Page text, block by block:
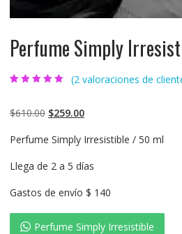
Perfume Simply
basado en
puntuaciones
(2valoraciones de
$610.00 $259.00
Perfume Simply Irresistible / 50 ml
Llega de 2 a 5 días
Gastos de envío $ 140
Perfume Simply Irresistible